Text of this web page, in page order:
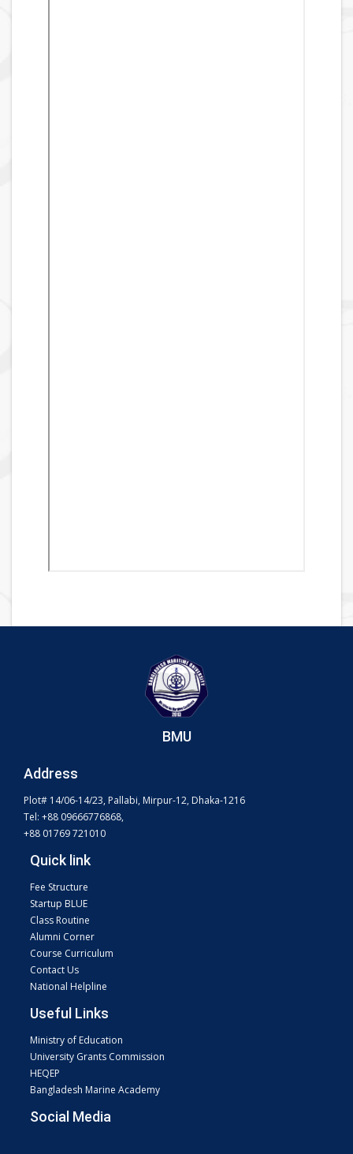
BMU
Address
Plot# 14/06-14/23, Pallabi, Mirpur-12, Dhaka-1216
Tel: +88 09666776868,
+88 01769 721010
Quick link
Fee Structure
Startup BLUE
Class Routine
Alumni Corner
Course Curriculum
Contact Us
National Helpline
Useful Links
Ministry of Education
University Grants Commission
HEQEP
Bangladesh Marine Academy
Social Media